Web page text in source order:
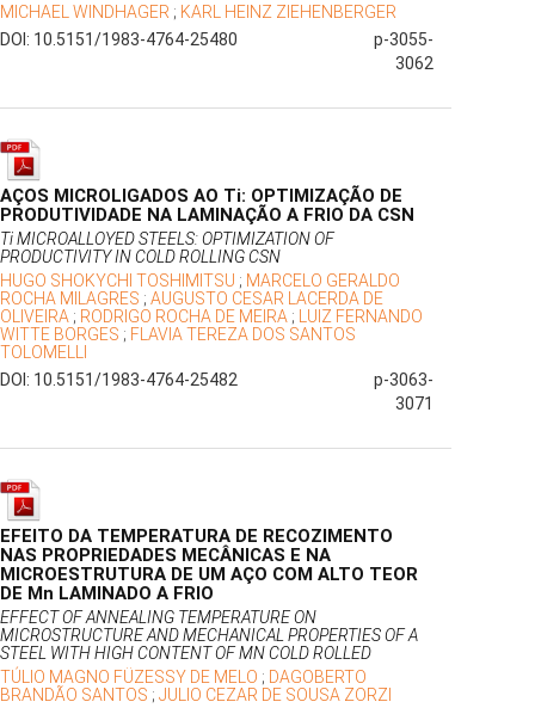
MICHAEL WINDHAGER ; KARL HEINZ ZIEHENBERGER
DOI: 10.5151/1983-4764-25480
p-3055-
3062
AÇOS MICROLIGADOS AO Ti: OPTIMIZAÇÃO DE
PRODUTIVIDADE NA LAMINAÇÃO A FRIO DA CSN
Ti MICROALLOYED STEELS: OPTIMIZATION OF
PRODUCTIVITY IN COLD ROLLING CSN
HUGO SHOKYCHI TOSHIMITSU ; MARCELO GERALDO
ROCHA MILAGRES ; AUGUSTO CESAR LACERDA DE
OLIVEIRA ; RODRIGO ROCHA DE MEIRA ;
LUIZ FERNANDO
WITTE BORGES ; FLAVIA TEREZA DOS SANTOS
TOLOMELLI
DOI: 10.5151/1983-4764-25482
p-3063-
3071
EFEITO DA TEMPERATURA DE RECOZIMENTO
NAS PROPRIEDADES MECÂNICAS E NA
MICROESTRUTURA DE UM AÇO COM ALTO TEOR
DE Mn LAMINADO A FRIO
EFFECT OF ANNEALING TEMPERATURE ON
MICROSTRUCTURE AND MECHANICAL PROPERTIES OF A
STEEL WITH HIGH CONTENT OF MN COLD ROLLED
TÚLIO MAGNO FÜZESSY DE MELO ; DAGOBERTO
BRANDÃO SANTOS ; JULIO CEZAR DE SOUSA ZORZI